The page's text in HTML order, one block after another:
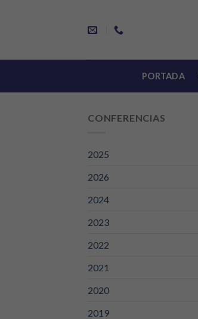
PORTADA
CONFERENCIAS
2025
2026
2024
2023
2022
2021
2020
2019